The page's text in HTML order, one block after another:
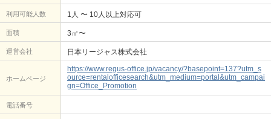
利用可能人数 1人 〜 10人以上対応可
面積 3㎡〜
運営会社 日本リージャス株式会社
ホームページ
https://www.regus-office.jp/vacancy/?basepoint=137?utm_s
ource=rentalofficesearch&utm_medium=portal&utm_campai
gn=Office_Promotion
電話番号